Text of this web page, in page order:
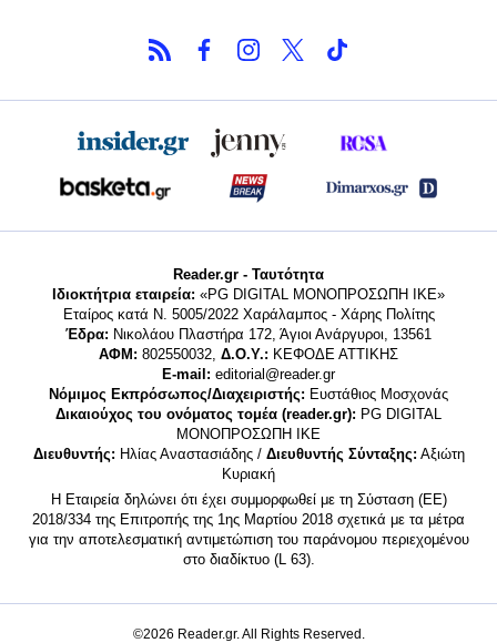
Reader.gr - Ταυτότητα
Ιδιοκτήτρια εταιρεία: «PG DIGITAL MONΟΠΡΟΣΩΠΗ ΙΚΕ»
Εταίρος κατά Ν. 5005/2022 Χαράλαμπος - Χάρης Πολίτης
Έδρα: Νικολάου Πλαστήρα 172, Άγιοι Ανάργυροι, 13561
ΑΦΜ: 802550032, Δ.Ο.Υ.: ΚΕΦΟΔΕ ΑΤΤΙΚΗΣ
E-mail: editorial@reader.gr
Νόμιμος Εκπρόσωπος/Διαχειριστής: Ευστάθιος Μοσχονάς
Δικαιούχος του ονόματος τομέα (reader.gr): PG DIGITAL
MONΟΠΡΟΣΩΠΗ ΙΚΕ
Διευθυντής: Ηλίας Αναστασιάδης / Διευθυντής Σύνταξης: Αξιώτη
Κυριακή
Η Εταιρεία δηλώνει ότι έχει συμμορφωθεί με τη Σύσταση (ΕΕ)
2018/334 της Επιτροπής της 1ης Μαρτίου 2018 σχετικά με τα μέτρα
για την αποτελεσματική αντιμετώπιση του παράνομου περιεχομένου
στο διαδίκτυο (L 63).
©2026 Reader.gr. All Rights Reserved.